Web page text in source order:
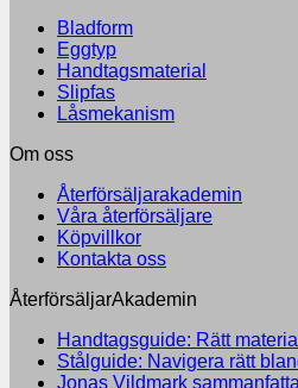
Bladform
Eggtyp
Handtagsmaterial
Slipfas
Låsmekanism
Om oss
Återförsäljarakademin
Våra återförsäljare
Köpvillkor
Kontakta oss
ÅterförsäljarAkademin
Handtagsguide: Rätt
Stålguide: Navigera rätt
Jonas Vildmark